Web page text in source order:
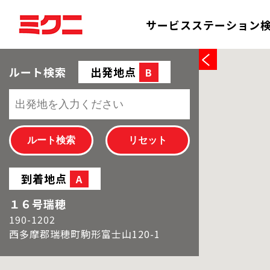
サービスステーション
ルート検索 出発地点 B
到着地点 A
１６号瑞穂
190-1202
西多摩郡瑞穂町駒形富士山120-1